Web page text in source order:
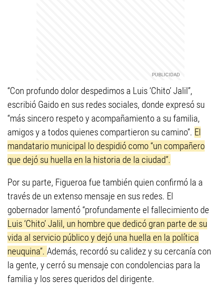
“Con profundo dolor despedimos a Luis ‘Chito’ Jalil”,
escribió Gaido en sus redes sociales, donde expresó su
“más sincero respeto y acompañamiento a su familia,
amigos y a todos quienes compartieron su camino”. El
mandatario municipal lo despidió como “un compañero
que dejó su huella en la historia de la ciudad”.
Por su parte, Figueroa fue también quien confirmó la a
través de un extenso mensaje en sus redes. El
gobernador lamentó “profundamente el fallecimiento de
Luis ‘Chito’ Jalil, un hombre que dedicó gran parte de su
vida al servicio público y dejó una huella en la política
neuquina”. Además, recordó su calidez y su cercanía con
la gente, y cerró su mensaje con condolencias para la
familia y los seres queridos del dirigente.